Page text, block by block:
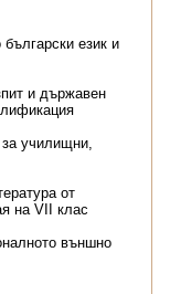
език и
и държавен
училищни,
от
на VII клас
външно